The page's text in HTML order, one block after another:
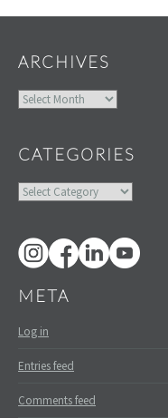
ARCHIVES
Archives
CATEGORIES
Categories
META
Log in
Entries feed
Comments feed